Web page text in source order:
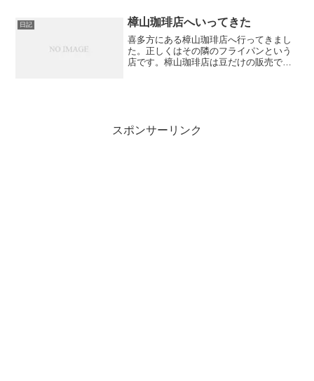
場も今年中には終わりそうです...
日記 樟山珈琲店へいってきた
喜多方にある樟山珈琲店へ行ってきまし
た。正しくはその隣のフライパンという
店です。樟山珈琲店は豆だけの販売でフ
スポンサーリンク